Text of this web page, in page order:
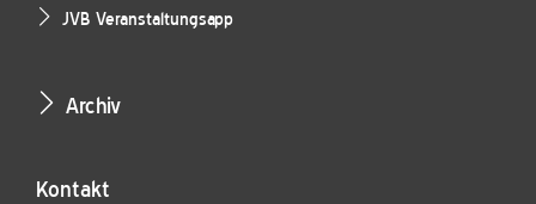
JVB Veranstaltungsapp
Archiv
Kontakt